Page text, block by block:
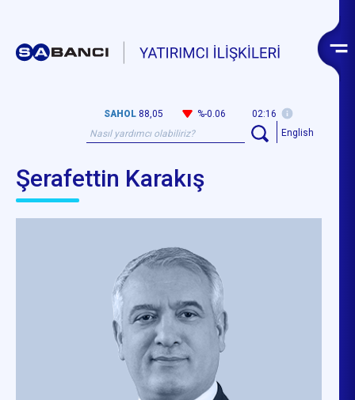
SAHOL 88,05 %-0.06
02:16
English
Şerafettin Karakış